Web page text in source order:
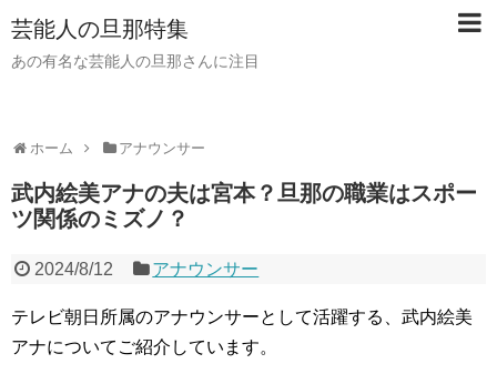
芸能人の旦那特集
あの有名な芸能人の旦那さんに注目
ホーム アナウンサー
武内絵美アナの夫は宮本？旦那の職業はスポー
ツ関係のミズノ？
2024/8/12 アナウンサー
テレビ朝日所属のアナウンサーとして活躍する、武内絵美
アナについてご紹介しています。